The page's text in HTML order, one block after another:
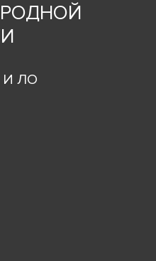
И ЛО